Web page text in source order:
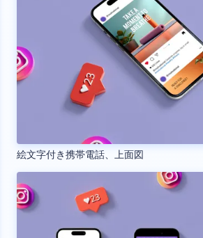
絵文字付き携帯電話、上面図